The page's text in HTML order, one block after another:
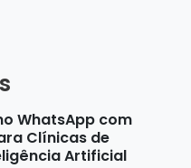
WhatsApp com
Clínicas de
Artificial